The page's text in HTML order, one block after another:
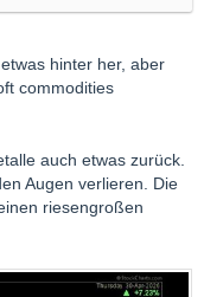
hinter her, aber
commodities
auch etwas zurück.
Augen verlieren. Die
riesengroßen